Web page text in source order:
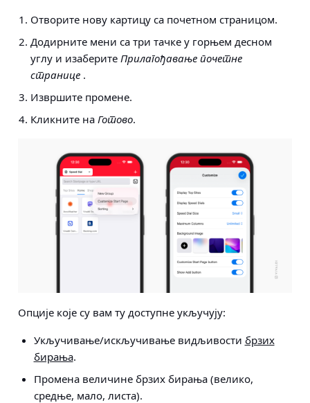
Отворите нову картицу са почетном страницом.
Додирните мени са три тачке у горњем десном
углу и изаберите Прилагођавање почетне
странице .
Извршите промене.
Кликните на Готово.
Опције које су вам ту доступне укључују:
Укључивање/искључивање видљивости брзих
бирања.
Промена величине брзих бирања (велико,
средње, мало, листа).